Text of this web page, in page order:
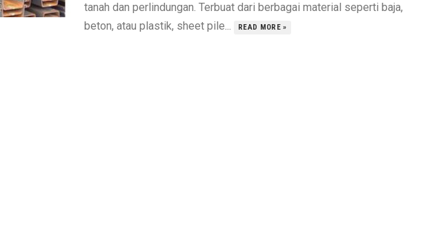
tanah dan perlindungan. Terbuat dari berbagai material seperti baja,
beton, atau plastik, sheet pile...
READ MORE »